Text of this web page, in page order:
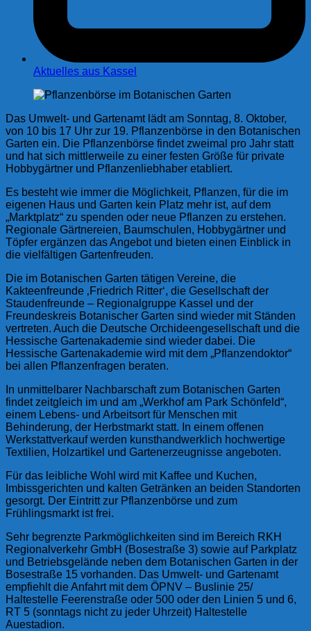
Aktuelles aus Kassel
Das Umwelt- und Gartenamt lädt am Sonntag, 8. Oktober,
von 10 bis 17 Uhr zur 19. Pflanzenbörse in den Botanischen
Garten ein. Die Pflanzenbörse findet zweimal pro Jahr statt
und hat sich mittlerweile zu einer festen Größe für private
Hobbygärtner und Pflanzenliebhaber etabliert.
Es besteht wie immer die Möglichkeit, Pflanzen, für die im
eigenen Haus und Garten kein Platz mehr ist, auf dem
„Marktplatz“ zu spenden oder neue Pflanzen zu erstehen.
Regionale Gärtnereien, Baumschulen, Hobbygärtner und
Töpfer ergänzen das Angebot und bieten einen Einblick in
die vielfältigen Gartenfreuden.
Die im Botanischen Garten tätigen Vereine, die
Kakteenfreunde ‚Friedrich Ritter‘, die Gesellschaft der
Staudenfreunde – Regionalgruppe Kassel und der
Freundeskreis Botanischer Garten sind wieder mit Ständen
vertreten. Auch die Deutsche Orchideengesellschaft und die
Hessische Gartenakademie sind wieder dabei. Die
Hessische Gartenakademie wird mit dem „Pflanzendoktor“
bei allen Pflanzenfragen beraten.
In unmittelbarer Nachbarschaft zum Botanischen Garten
findet zeitgleich im und am „Werkhof am Park Schönfeld“,
einem Lebens- und Arbeitsort für Menschen mit
Behinderung, der Herbstmarkt statt. In einem offenen
Werkstattverkauf werden kunsthandwerklich hochwertige
Textilien, Holzartikel und Gartenerzeugnisse angeboten.
Für das leibliche Wohl wird mit Kaffee und Kuchen,
Imbissgerichten und kalten Getränken an beiden Standorten
gesorgt. Der Eintritt zur Pflanzenbörse und zum
Frühlingsmarkt ist frei.
Sehr begrenzte Parkmöglichkeiten sind im Bereich RKH
Regionalverkehr GmbH (Bosestraße 3) sowie auf Parkplatz
und Betriebsgelände neben dem Botanischen Garten in der
Bosestraße 15 vorhanden. Das Umwelt- und Gartenamt
empfiehlt die Anfahrt mit dem ÖPNV – Buslinie 25/
Haltestelle Feerenstraße oder 500 oder den Linien 5 und 6,
RT 5 (sonntags nicht zu jeder Uhrzeit) Haltestelle
Auestadion.